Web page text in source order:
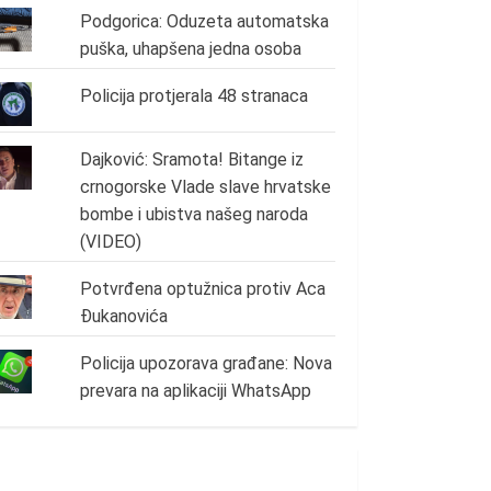
Podgorica: Oduzeta automatska
puška, uhapšena jedna osoba
Policija protjerala 48 stranaca
Dajković: Sramota! Bitange iz
crnogorske Vlade slave hrvatske
bombe i ubistva našeg naroda
(VIDEO)
Potvrđena optužnica protiv Aca
Đukanovića
Policija upozorava građane: Nova
prevara na aplikaciji WhatsApp